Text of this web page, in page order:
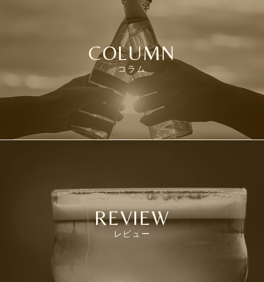
COLUMN
コラム
REVIEW
レビュー